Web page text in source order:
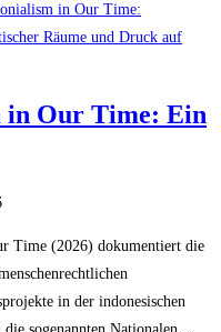
in Our Time:
Räume und Druck auf
in Our Time: Ein
Time (2026) dokumentiert die
in der indonesischen